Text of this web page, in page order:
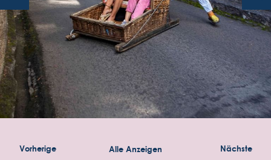
Região Autónoma da Madeira - Portugal.
COOKIES
FOLGEN SIE UNS
Vorherige Alle Anzeigen Nächste